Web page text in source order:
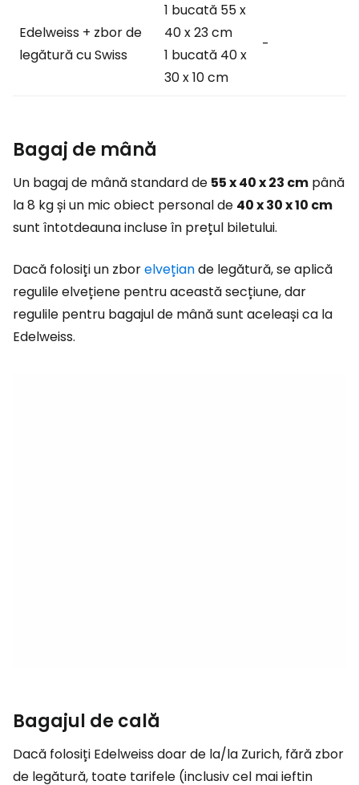
Edelweiss + zbor de
legătură cu Swiss
1 bucată 55 x
40 x 23 cm
1 bucată 40 x
30 x 10 cm
-
Bagaj de mână
Un bagaj de mână standard de 55 x 40 x 23 cm până
la 8 kg și un mic obiect personal de 40 x 30 x 10 cm
sunt întotdeauna incluse în prețul biletului.
Dacă folosiți un zborelvețiande legătură, se aplică
regulile elvețiene pentru această secțiune, dar
regulile pentru bagajul de mână sunt aceleași ca la
Edelweiss.
Bagajul de cală
Dacă folosiți Edelweiss doar de la/la Zurich, fără zbor
de legătură, toate tarifele (inclusiv cel mai ieftin